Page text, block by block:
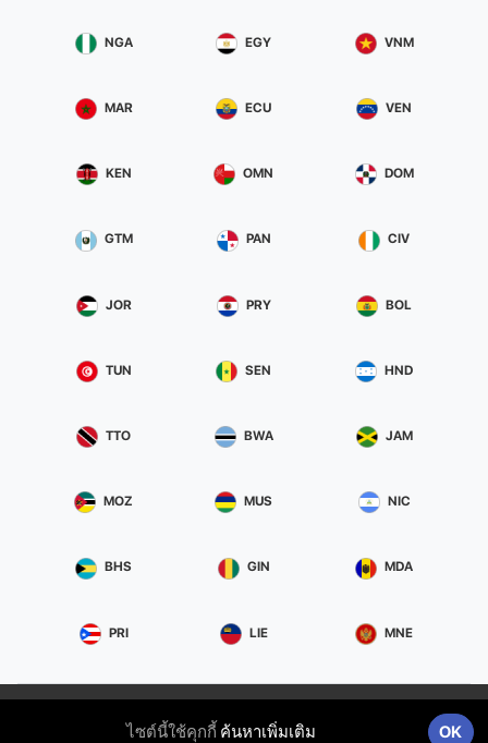
NGA EGY VNM
MAR ECU VEN
KEN OMN DOM
GTM PAN CIV
JOR PRY BOL
TUN SEN HND
TTO BWA JAM
MOZ MUS NIC
BHS GIN MDA
PRI LIE MNE
ITS Srl | Via Aldebaran, 13 95127
Catania (CT) | 05289540873
ไซต์นี้ใช้คุกกี้ ค้นหาเพิ่มเติม OK